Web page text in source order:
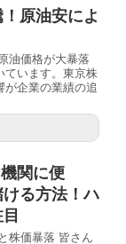
原油安によ
油価格が大暴落
ています。東京株
が企業の業績の追
関に便
る方法！ハ
株価暴落 皆さん